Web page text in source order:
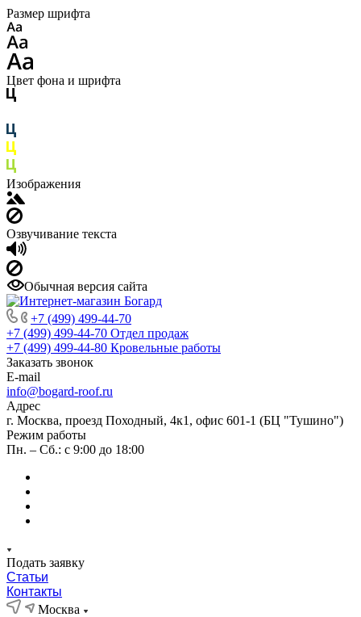
Размер шрифта
Цвет фона и шрифта
Изображения
Озвучивание текста
Обычная версия сайта
+7 (499) 499-44-70
+7 (499) 499-44-70 Отдел продаж
+7 (499) 499-44-80 Кровельные работы
Заказать звонок
E-mail
info@bogard-roof.ru
Адрес
г. Москва, проезд Походный, 4к1, офис 601-1 (БЦ "Тушино")
Режим работы
Пн. – Сб.: с 9:00 до 18:00
Подать заявку
Статьи
Контакты
Москва